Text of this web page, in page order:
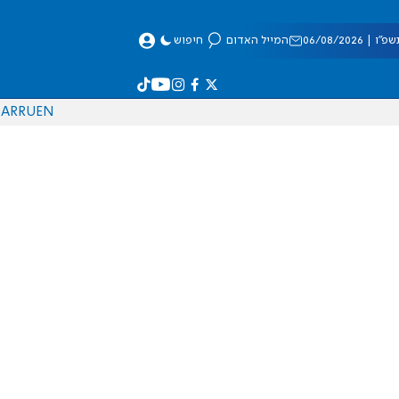
08/2026 המייל האדום חיפוש
EN
RU
AR